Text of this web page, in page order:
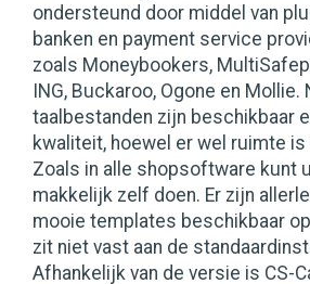
ondersteund door middel van
banken en payment service
zoals Moneybookers,
ING, Buckaroo, Ogone en
taalbestanden zijn beschikbaar
kwaliteit, hoewel er wel ruimte
Zoals in alle shopsoftware kunt
makkelijk zelf doen. Er zijn
mooie templates beschikbaar
zit niet vast aan de
Afhankelijk van de versie is CS-